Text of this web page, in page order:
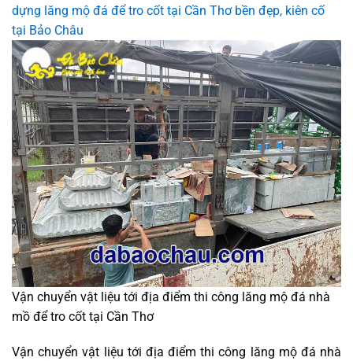
dựng lăng mộ đá để tro cốt tại Cần Thơ bền đẹp, kiên cố
tại Bảo Châu
Vận chuyển vật liệu tới địa điểm thi công lăng mộ đá nhà
mồ để tro cốt tại Cần Thơ
Vận chuyển vật liệu tới địa điểm thi công lăng mộ đá nhà